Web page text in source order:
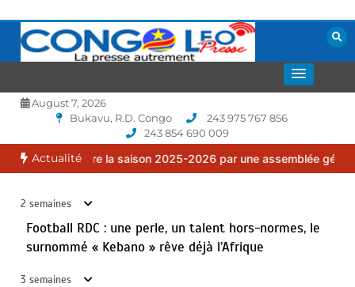
contenu
CONGOLEO
August 7, 2026
Bukavu, R.D. Congo
243 975 767 856
243 854 690 009
Actualité
saison 2025-2026 par une assemblée générale ordinaire. Goma :
2 semaines
Football RDC : une perle, un talent hors-normes, le
surnommé « Kebano » rêve déjà l’Afrique
3 semaines
3
EUFBUK : le FC Puma Familia clôture la saison 2025-
juillet 17, 2026
4
Goma : Vétérans Cup 2026 -2027, une compétition de
football pour faire rayonner le sport chez nous.
5
Bon à savoir : Fabrice Mugheni au chevet de
l’orphelinat Amatu de Turunga
juillet 13, 2026